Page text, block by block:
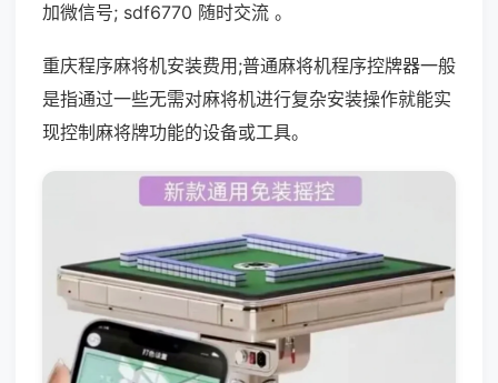
加微信号; sdf6770 随时交流 。
重庆程序麻将机安装费用;普通麻将机程序控牌器一般
是指通过一些无需对麻将机进行复杂安装操作就能实
现控制麻将牌功能的设备或工具。